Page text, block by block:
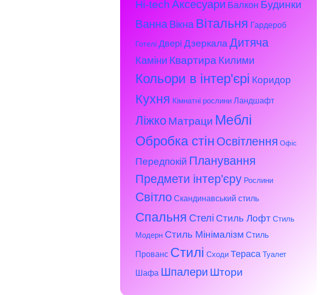
Hi-tech Аксесуари Балкон Будинки
Ванна Вікна Вітальня Гардероб
Готелі Двері Дзеркала Дитяча
Каміни Квартира Килими
Кольори в інтер'єрі Коридор
Кухня Кімнатні рослини Ландшафт
Ліжко Матраци Меблі
Обробка стін Освітлення Офіс
Передпокій Планування
Предмети інтер'єру Рослини
Світло Скандинавський стиль
Спальня Стелі Стиль Лофт Стиль
Модерн Стиль Мінімалізм Стиль
Прованс Стилі Сходи Тераса Туалет
Шафа Шпалери Штори